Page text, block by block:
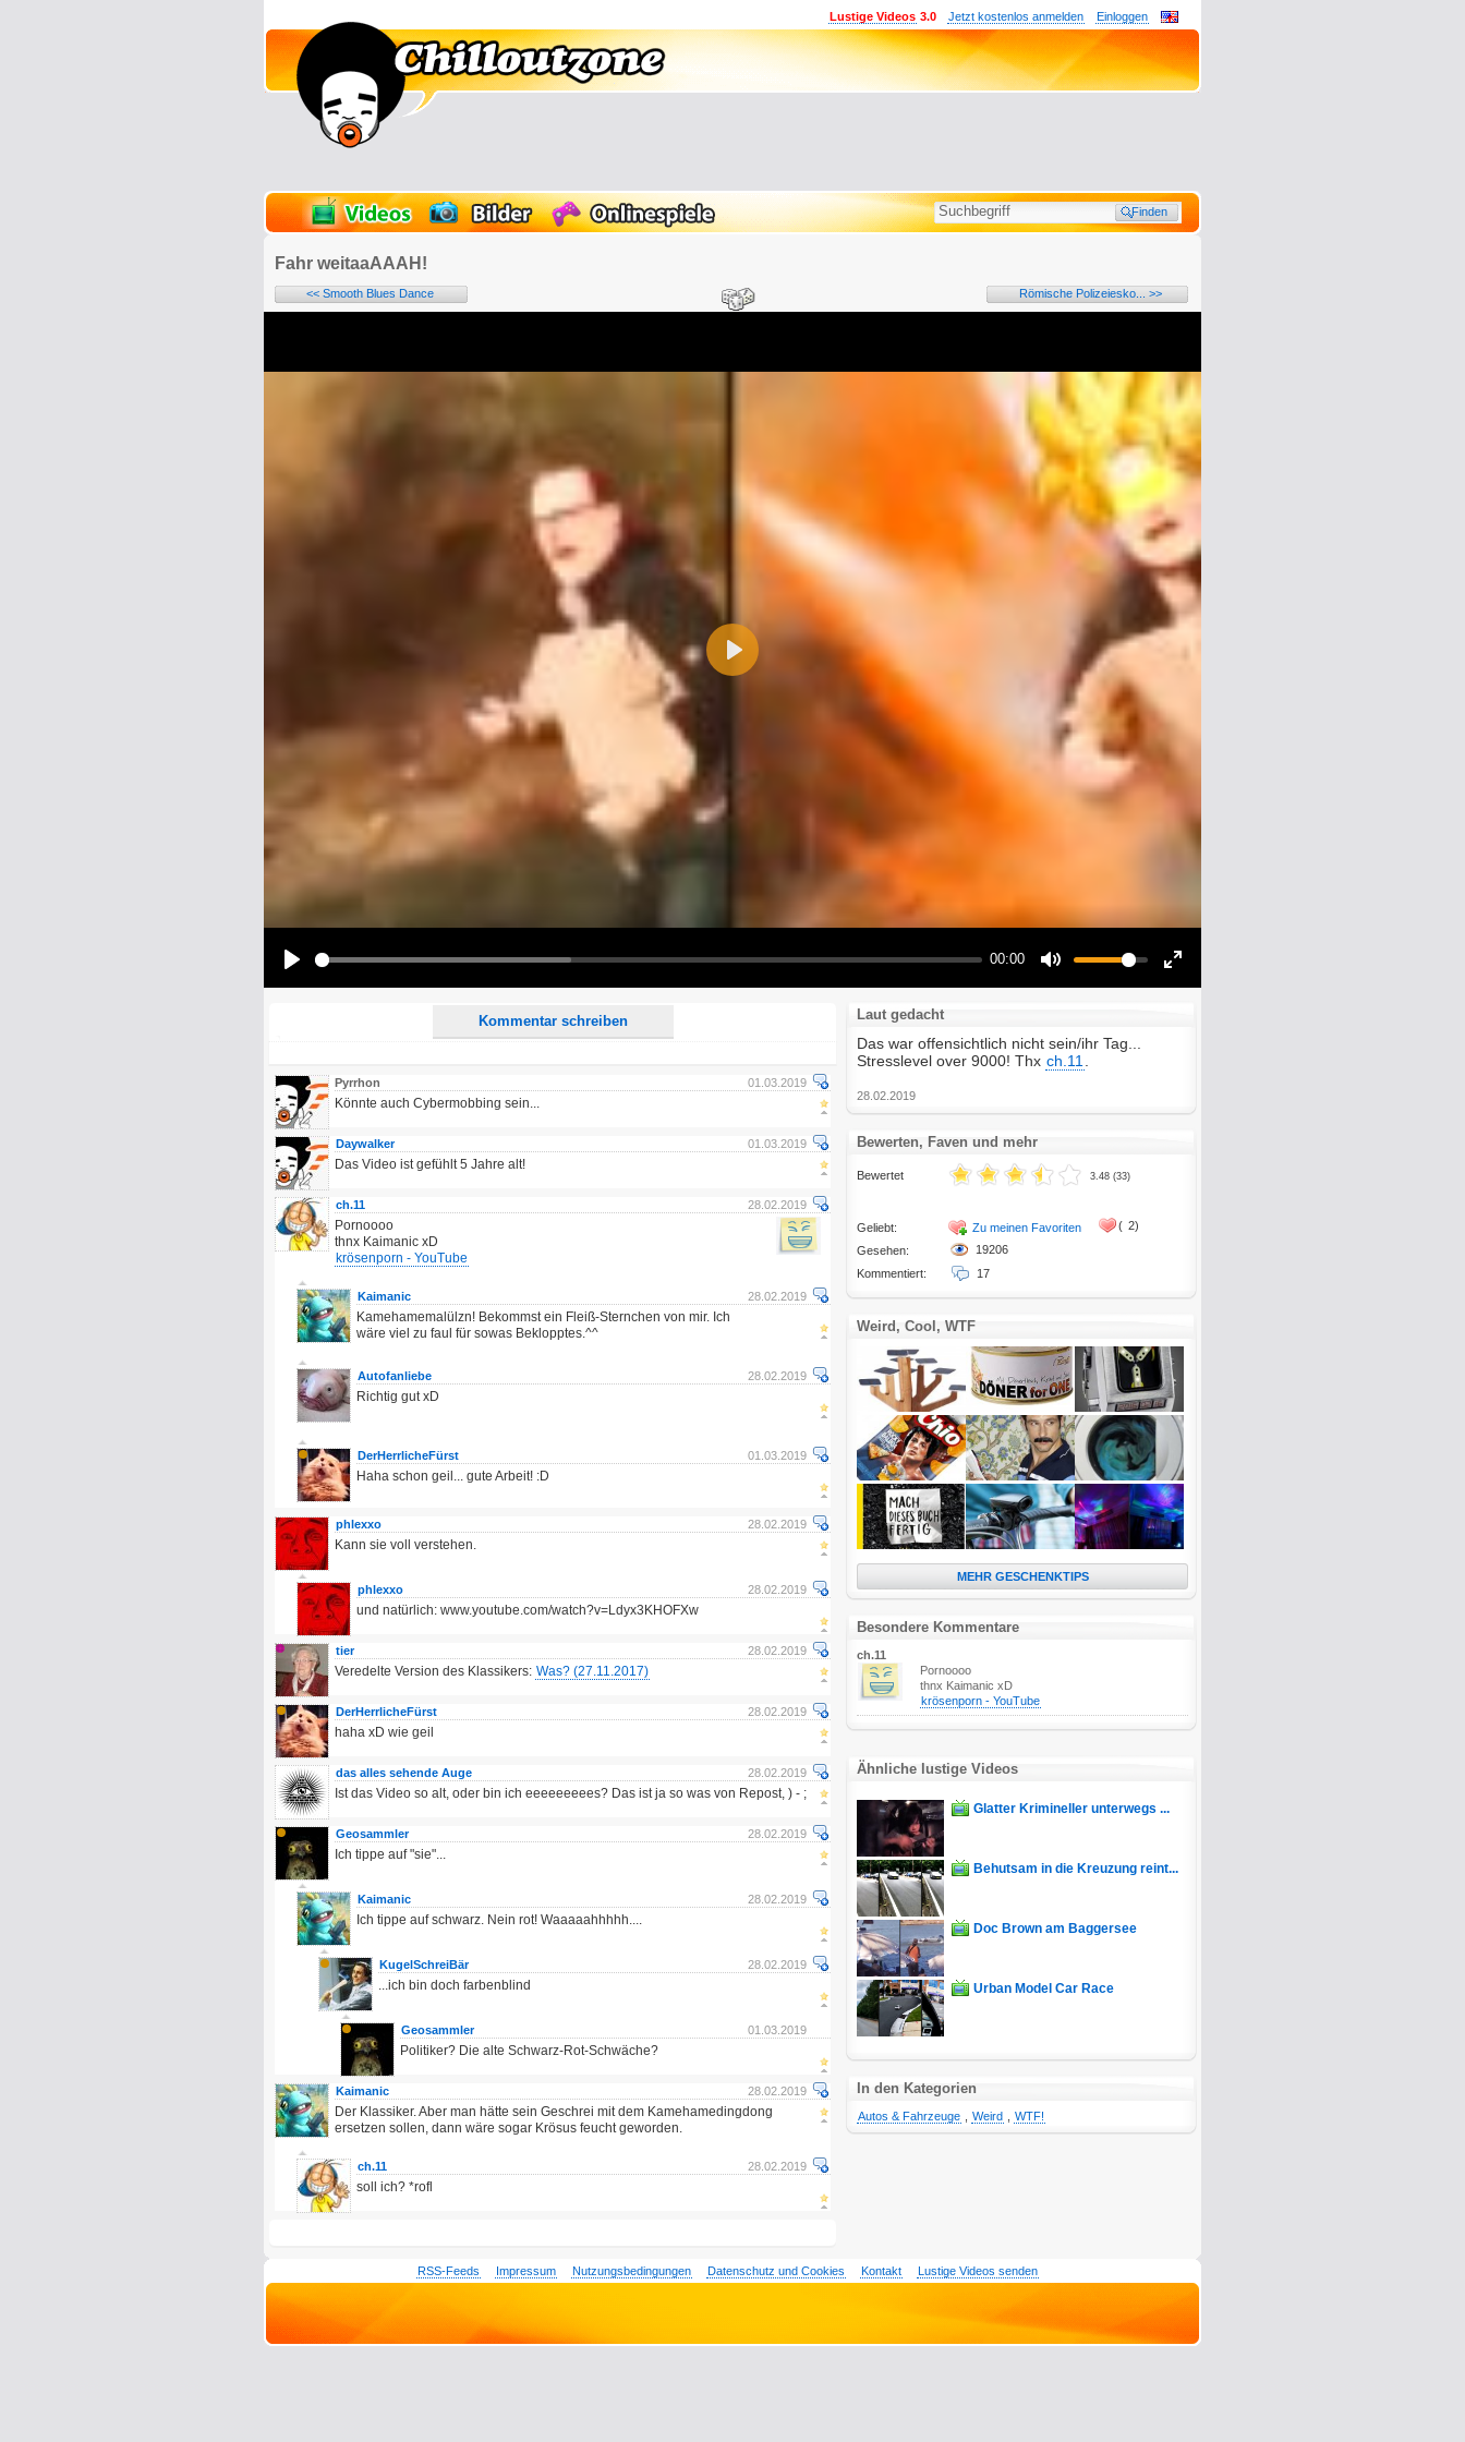
Einloggen
Jetzt kostenlos anmelden
Lustige Videos 3.0
Fahr weitaaAAAH!
<< Smooth Blues Dance Römische Polizeiesko... >>
00:00
Play
Kommentar schreiben
Name:
Ich möchte eine E-Mail, wenn auf dieser Seite weitere Kommentare erscheinen.
01.03.2019
Pyrrhon
Könnte auch Cybermobbing sein...
01.03.2019
Daywalker
Das Video ist gefühlt 5 Jahre alt!
28.02.2019
ch.11
Pornoooo
thnx Kaimanic xD
krösenporn - YouTube
28.02.2019
Kaimanic
Kamehamemalülzn! Bekommst ein Fleiß-Sternchen von mir. Ich
wäre viel zu faul für sowas Beklopptes.^^
28.02.2019
Autofanliebe
Richtig gut xD
01.03.2019
DerHerrlicheFürst
Haha schon geil... gute Arbeit! :D
28.02.2019
phlexxo
Kann sie voll verstehen.
28.02.2019
phlexxo
und natürlich: www.youtube.com/watch?v=Ldyx3KHOFXw
28.02.2019
tier
Veredelte Version des Klassikers: Was? (27.11.2017)
28.02.2019
DerHerrlicheFürst
haha xD wie geil
28.02.2019
das alles sehende Auge
Ist das Video so alt, oder bin ich eeeeeeeees? Das ist ja so was von Repost, ) - ;
28.02.2019
Geosammler
Ich tippe auf "sie"...
28.02.2019
Kaimanic
Ich tippe auf schwarz. Nein rot! Waaaaahhhhh....
28.02.2019
KugelSchreiBär
...ich bin doch farbenblind
01.03.2019
Geosammler
Politiker? Die alte Schwarz-Rot-Schwäche?
28.02.2019
Kaimanic
Der Klassiker. Aber man hätte sein Geschrei mit dem Kamehamedingdong
ersetzen sollen, dann wäre sogar Krösus feucht geworden.
28.02.2019
ch.11
soll ich? *rofl
Laut gedacht
Das war offensichtlich nicht sein/ihr Tag...
Stresslevel over 9000! Thx ch.11
28.02.2019
Bewerten, Faven und mehr
Bewertet
Geliebt:
Gesehen:
Kommentiert:
3.48 (33)
Zu meinen Favoriten
19206
17
( 2)
Weird, Cool, WTF
MEHR GESCHENKTIPS
Besondere Kommentare
ch.11
Pornoooo
thnx Kaimanic xD
krösenporn - YouTube
Ähnliche lustige Videos
Glatter Krimineller unterwegs ...
Behutsam in die Kreuzung reint...
Doc Brown am Baggersee
Urban Model Car Race
In den Kategorien
Autos & Fahrzeuge Weird WTF!
RSS-Feeds Impressum Nutzungsbedingungen Datenschutz und Cookies Kontakt Lustige Videos senden